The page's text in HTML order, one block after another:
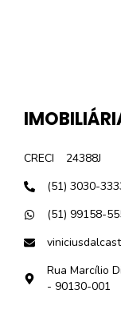
CRECI
24388J
(51) 3030-
(51) 99158-
Rua Marcílio
- 90130-001